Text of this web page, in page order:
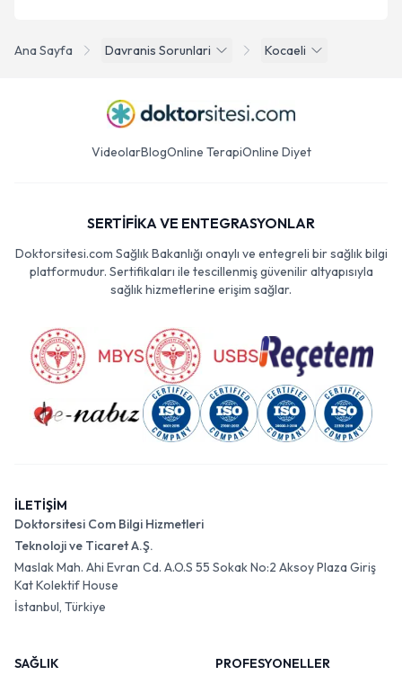
Ana Sayfa Davranis Sorunlari Kocaeli
VideolarBlogOnline TerapiOnline Diyet
SERTİFİKA VE ENTEGRASYONLAR
Doktorsitesi.com Sağlık Bakanlığı onaylı ve entegreli bir sağlık bilgi
platformudur. Sertifikaları ile tescillenmiş güvenilir altyapısıyla
sağlık hizmetlerine erişim sağlar.
İLETİŞİM
Doktorsitesi Com Bilgi Hizmetleri
Teknoloji ve Ticaret A.Ş.
Maslak Mah. Ahi Evran Cd. A.O.S 55 Sokak No:2 Aksoy Plaza Giriş
Kat Kolektif House
İstanbul, Türkiye
SAĞLIK
PROFESYONELLER